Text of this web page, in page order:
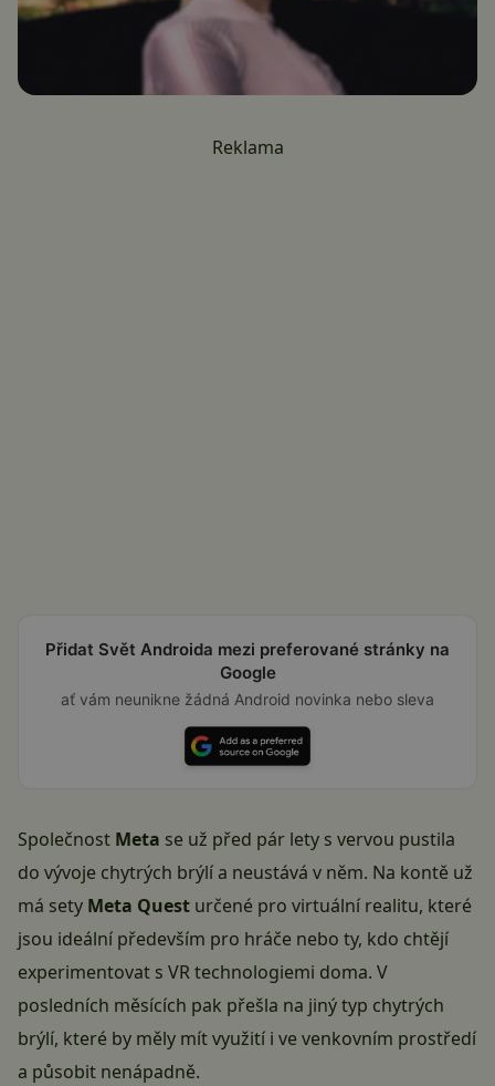
Reklama
Přidat Svět Androida mezi preferované stránky na
Google
ať vám neunikne žádná Android novinka nebo sleva
Společnost Meta se už před pár lety s vervou pustila
do vývoje chytrých brýlí a neustává v něm. Na kontě už
má sety Meta Quest určené pro virtuální realitu, které
jsou ideální především pro hráče nebo ty, kdo chtějí
experimentovat s VR technologiemi doma. V
posledních měsících pak přešla na jiný typ chytrých
brýlí, které by měly mít využití i ve venkovním prostředí
a působit nenápadně.